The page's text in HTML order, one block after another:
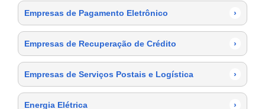
Empresas de Pagamento Eletrônico
›
Empresas de Recuperação de Crédito ›
Empresas de Serviços Postais e Logística ›
Energia Elétrica ›